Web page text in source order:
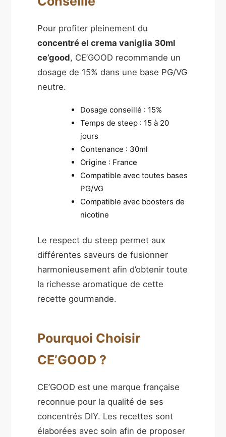
Pour profiter pleinement du
concentré el crema vaniglia 30ml
ce’good, CE’GOOD recommande un
dosage de 15% dans une base PG/VG
neutre.
Dosage conseillé : 15%
Temps de steep : 15 à 20
jours
Contenance : 30ml
Origine : France
Compatible avec toutes bases
PG/VG
Compatible avec boosters de
nicotine
Le respect du steep permet aux
différentes saveurs de fusionner
harmonieusement afin d’obtenir toute
la richesse aromatique de cette
recette gourmande.
Pourquoi Choisir
CE’GOOD ?
CE’GOOD est une marque française
reconnue pour la qualité de ses
concentrés DIY. Les recettes sont
élaborées avec soin afin de proposer